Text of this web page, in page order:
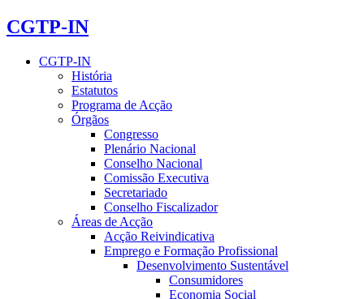
CGTP-IN
CGTP-IN
História
Estatutos
Programa de Acção
Órgãos
Congresso
Plenário Nacional
Conselho Nacional
Comissão Executiva
Secretariado
Conselho Fiscalizador
Áreas de Acção
Acção Reivindicativa
Emprego e Formação Profissional
Desenvolvimento Sustentável
Consumidores
Economia Social